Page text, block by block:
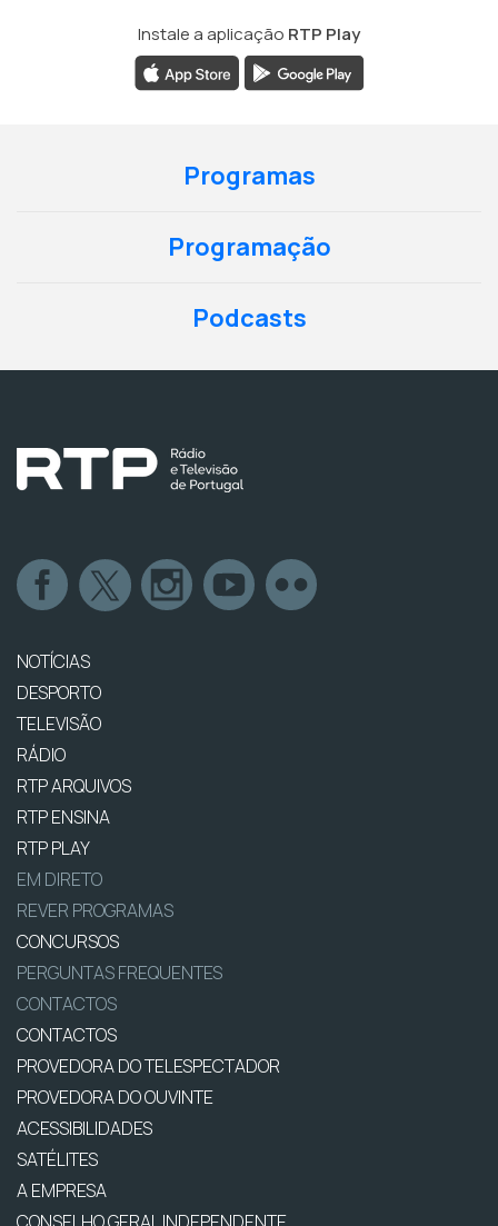
Instale a aplicação RTP Play
Programas
Programação
Podcasts
NOTÍCIAS
DESPORTO
TELEVISÃO
RÁDIO
RTP ARQUIVOS
RTP ENSINA
RTP PLAY
EM DIRETO
REVER PROGRAMAS
CONCURSOS
PERGUNTAS FREQUENTES
CONTACTOS
CONTACTOS
PROVEDORA DO TELESPECTADOR
PROVEDORA DO OUVINTE
ACESSIBILIDADES
SATÉLITES
A EMPRESA